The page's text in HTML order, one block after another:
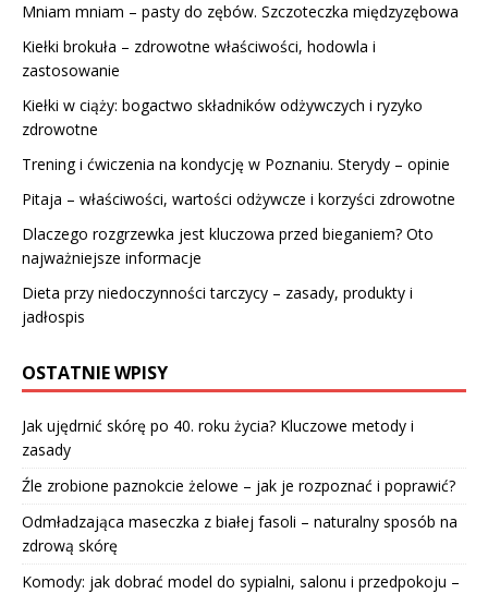
Mniam mniam – pasty do zębów. Szczoteczka międzyzębowa
Kiełki brokuła – zdrowotne właściwości, hodowla i
zastosowanie
Kiełki w ciąży: bogactwo składników odżywczych i ryzyko
zdrowotne
Trening i ćwiczenia na kondycję w Poznaniu. Sterydy – opinie
Pitaja – właściwości, wartości odżywcze i korzyści zdrowotne
Dlaczego rozgrzewka jest kluczowa przed bieganiem? Oto
najważniejsze informacje
Dieta przy niedoczynności tarczycy – zasady, produkty i
jadłospis
OSTATNIE WPISY
Jak ujędrnić skórę po 40. roku życia? Kluczowe metody i
zasady
Źle zrobione paznokcie żelowe – jak je rozpoznać i poprawić?
Odmładzająca maseczka z białej fasoli – naturalny sposób na
zdrową skórę
Komody: jak dobrać model do sypialni, salonu i przedpokoju –